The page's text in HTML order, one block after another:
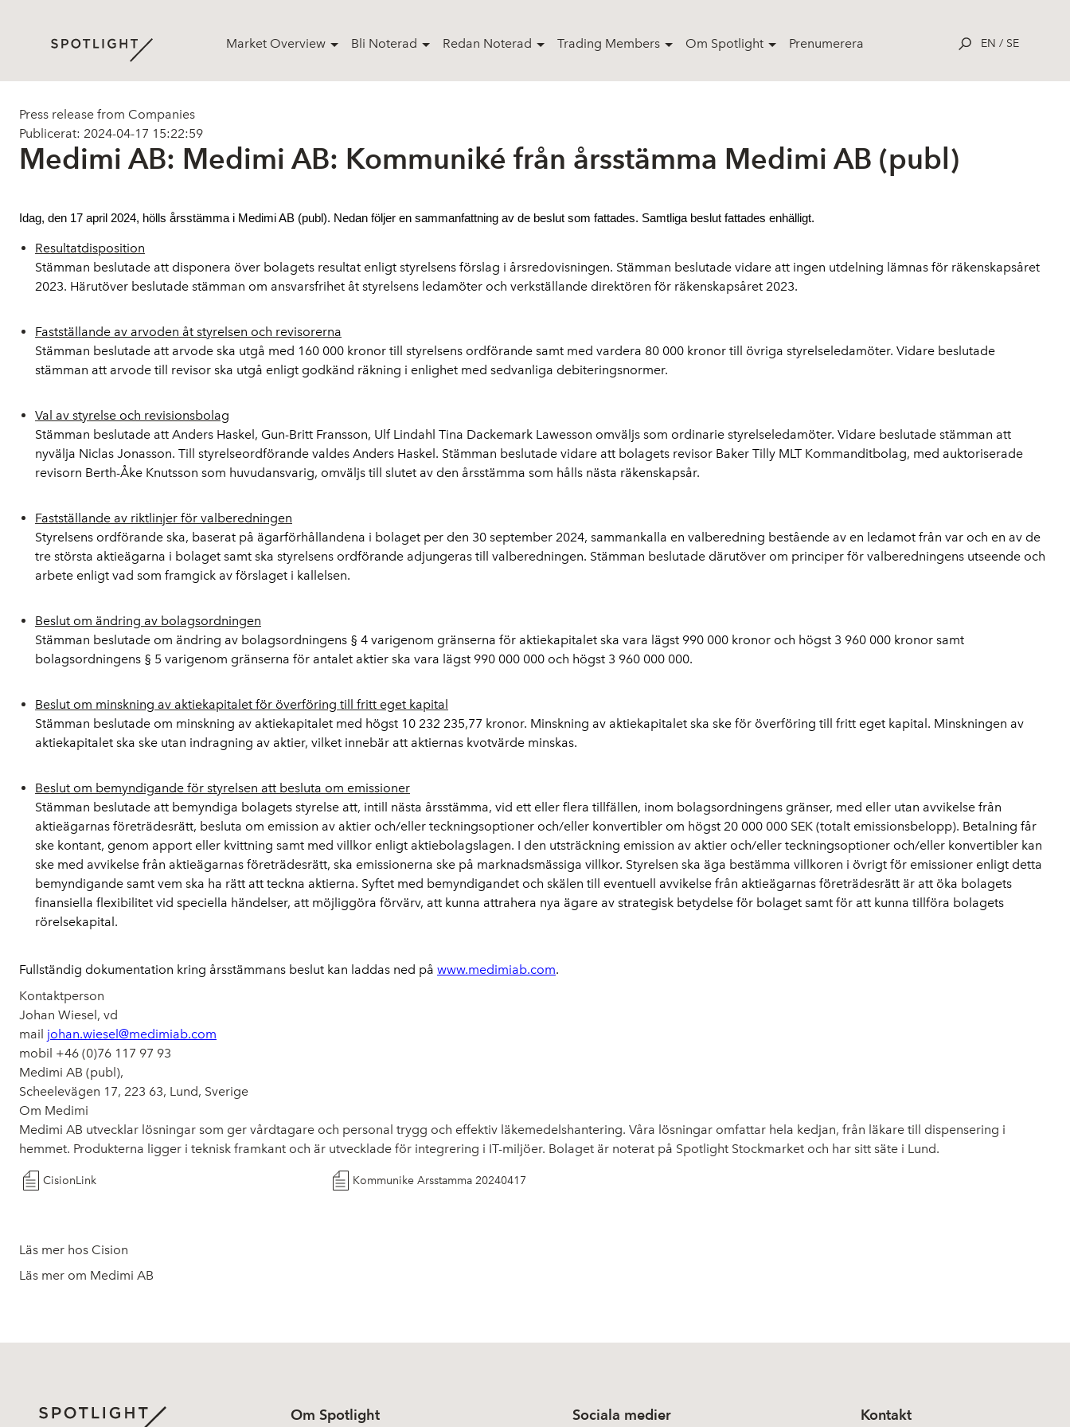
Market Overview Bli Noterad Redan Noterad Trading Members Om Spotlight Prenumerera EN / SE
Press release from Companies
Publicerat: 2024-04-17 15:22:59
Medimi AB: Medimi AB: Kommuniké från årsstämma Medimi AB (publ)
Idag, den 17 april 2024, hölls årsstämma i Medimi AB (publ). Nedan följer en sammanfattning av de beslut som fattades. Samtliga beslut fattades enhälligt.
Resultatdisposition
Stämman beslutade att disponera över bolagets resultat enligt styrelsens förslag i årsredovisningen. Stämman beslutade vidare att ingen utdelning lämnas för räkenskapsåret
2023. Härutöver beslutade stämman om ansvarsfrihet åt styrelsens ledamöter och verkställande direktören för räkenskapsåret 2023.
Fastställande av arvoden åt styrelsen och revisorerna
Stämman beslutade att arvode ska utgå med 160 000 kronor till styrelsens ordförande samt med vardera 80 000 kronor till övriga styrelseledamöter. Vidare beslutade
stämman att arvode till revisor ska utgå enligt godkänd räkning i enlighet med sedvanliga debiteringsnormer.
Val av styrelse och revisionsbolag
Stämman beslutade att Anders Haskel, Gun-Britt Fransson, Ulf Lindahl Tina Dackemark Lawesson omväljs som ordinarie styrelseledamöter. Vidare beslutade stämman att
nyvälja Niclas Jonasson. Till styrelseordförande valdes Anders Haskel. Stämman beslutade vidare att bolagets revisor Baker Tilly MLT Kommanditbolag, med auktoriserade
revisorn Berth-Åke Knutsson som huvudansvarig, omväljs till slutet av den årsstämma som hålls nästa räkenskapsår.
Fastställande av riktlinjer för valberedningen
Styrelsens ordförande ska, baserat på ägarförhållandena i bolaget per den 30 september 2024, sammankalla en valberedning bestående av en ledamot från var och en av de
tre största aktieägarna i bolaget samt ska styrelsens ordförande adjungeras till valberedningen. Stämman beslutade därutöver om principer för valberedningens utseende och
arbete enligt vad som framgick av förslaget i kallelsen.
Beslut om ändring av bolagsordningen
Stämman beslutade om ändring av bolagsordningens § 4 varigenom gränserna för aktiekapitalet ska vara lägst 990 000 kronor och högst 3 960 000 kronor samt
bolagsordningens § 5 varigenom gränserna för antalet aktier ska vara lägst 990 000 000 och högst 3 960 000 000.
Beslut om minskning av aktiekapitalet för överföring till fritt eget kapital
Stämman beslutade om minskning av aktiekapitalet med högst 10 232 235,77 kronor. Minskning av aktiekapitalet ska ske för överföring till fritt eget kapital. Minskningen av
aktiekapitalet ska ske utan indragning av aktier, vilket innebär att aktiernas kvotvärde minskas.
Beslut om bemyndigande för styrelsen att besluta om emissioner
Stämman beslutade att bemyndiga bolagets styrelse att, intill nästa årsstämma, vid ett eller flera tillfällen, inom bolagsordningens gränser, med eller utan avvikelse från
aktieägarnas företrädesrätt, besluta om emission av aktier och/eller teckningsoptioner och/eller konvertibler om högst 20 000 000 SEK (totalt emissionsbelopp). Betalning får
ske kontant, genom apport eller kvittning samt med villkor enligt aktiebolagslagen. I den utsträckning emission av aktier och/eller teckningsoptioner och/eller konvertibler kan
ske med avvikelse från aktieägarnas företrädesrätt, ska emissionerna ske på marknadsmässiga villkor. Styrelsen ska äga bestämma villkoren i övrigt för emissioner enligt detta
bemyndigande samt vem ska ha rätt att teckna aktierna. Syftet med bemyndigandet och skälen till eventuell avvikelse från aktieägarnas företrädesrätt är att öka bolagets
finansiella flexibilitet vid speciella händelser, att möjliggöra förvärv, att kunna attrahera nya ägare av strategisk betydelse för bolaget samt för att kunna tillföra bolagets
rörelsekapital.
Fullständig dokumentation kring årsstämmans beslut kan laddas ned på www.medimiab.com.
Kontaktperson
Johan Wiesel, vd
mail johan.wiesel@medimiab.com
mobil +46 (0)76 117 97 93
Medimi AB (publ),
Scheelevägen 17, 223 63, Lund, Sverige
Om Medimi
Medimi AB utvecklar lösningar som ger vårdtagare och personal trygg och effektiv läkemedelshantering. Våra lösningar omfattar hela kedjan, från läkare till dispensering i
hemmet. Produkterna ligger i teknisk framkant och är utvecklade för integrering i IT-miljöer. Bolaget är noterat på Spotlight Stockmarket och har sitt säte i Lund.
CisionLink Kommunike Arsstamma 20240417
Läs mer hos Cision
Läs mer om Medimi AB
Om Spotlight Sociala medier Kontakt